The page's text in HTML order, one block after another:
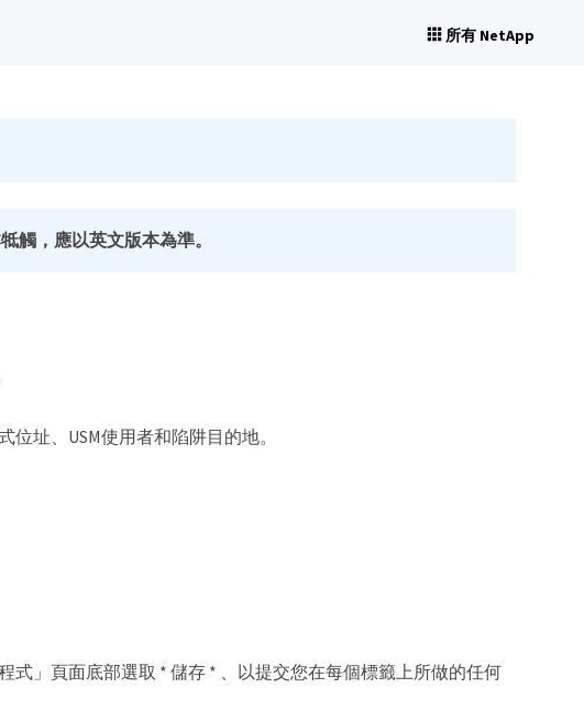
所有 NetApp
觸，應以英文版本為準。
址、USM使用者和陷阱目的地。
式」頁面底部選取 * 儲存 * 、以提交您在每個標籤上所做的任何